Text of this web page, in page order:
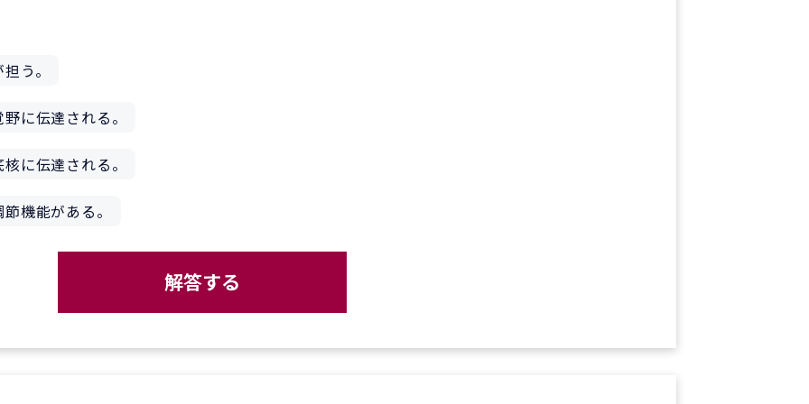
う。
に伝達される。
に伝達される。
機能がある。
解答する